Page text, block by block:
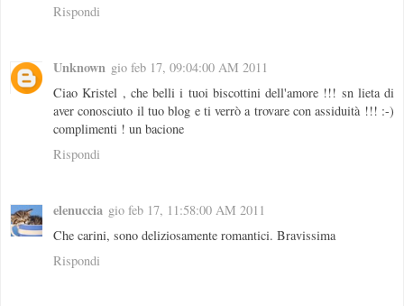
Rispondi
Unknown gio feb 17, 09:04:00 AM 2011
Ciao Kristel , che belli i tuoi biscottini dell'amore !!! sn lieta di
aver conosciuto il tuo blog e ti verrò a trovare con assiduità !!! :-)
complimenti ! un bacione
Rispondi
elenuccia gio feb 17, 11:58:00 AM 2011
Che carini, sono deliziosamente romantici. Bravissima
Rispondi